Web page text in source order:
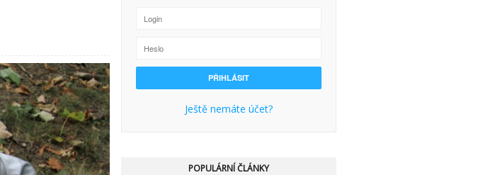
Ještě nemáte účet?
POPULÁRNÍ ČLÁNKY